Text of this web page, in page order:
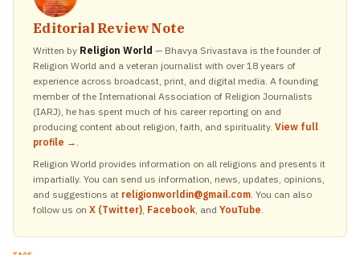
Editorial Review Note
Written by Religion World — Bhavya Srivastava is the founder of
Religion World and a veteran journalist with over 18 years of
experience across broadcast, print, and digital media. A founding
member of the International Association of Religion Journalists
(IARJ), he has spent much of his career reporting on and
producing content about religion, faith, and spirituality. View full
profile →
Religion World provides information on all religions and presents it
impartially. You can send us information, news, updates, opinions,
and suggestions at religionworldin@gmail.com . You can also
follow us on X (Twitter) Facebook , and YouTube